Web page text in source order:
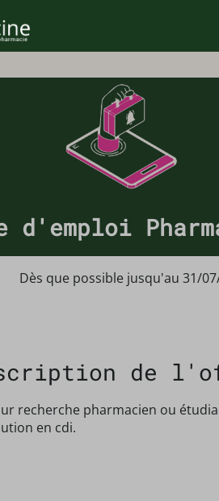
d'emploi
Dès que possible jusqu'au 31/
de
recherche pharmacien ou
en cdi.